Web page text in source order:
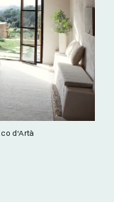
d'Artà